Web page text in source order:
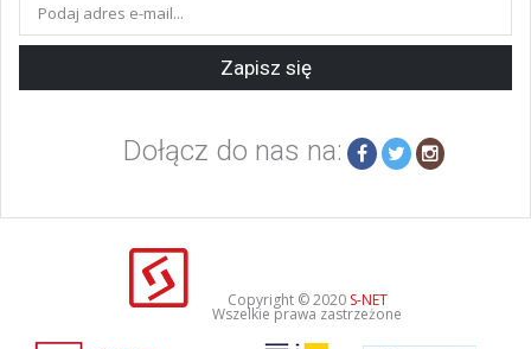
Zapisz się
Dołącz do nas na:
Copyright © 2020 S-NET
Wszelkie prawa zastrzeżone